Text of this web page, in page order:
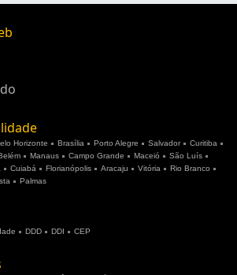
Horizonte Brasília Porto Alegre Salvador
Curitiba
Manaus Campo Grande Maceió
São Luís
Cuiabá Florianópolis Aracaju Vitória
Rio Branco
Palmas
DDD DDI CEP